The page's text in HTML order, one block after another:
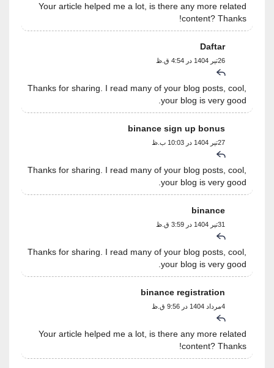
Your article helped me a lot, is there any more related
content? Thanks!
Daftar
Thanks for sharing. I read many of your blog posts, cool,
your blog is very good.
binance sign up bonus
Thanks for sharing. I read many of your blog posts, cool,
your blog is very good.
binance
Thanks for sharing. I read many of your blog posts, cool,
your blog is very good.
binance registration
Your article helped me a lot, is there any more related
content? Thanks!